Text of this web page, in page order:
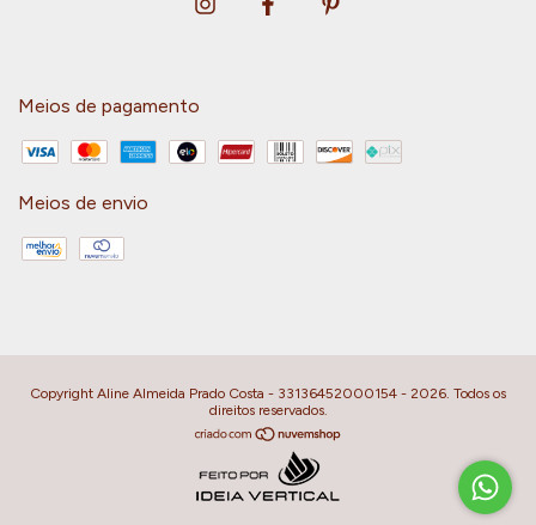
Meios de pagamento
Meios de envio
Copyright Aline Almeida Prado Costa - 33136452000154 - 2026. Todos os
direitos reservados.